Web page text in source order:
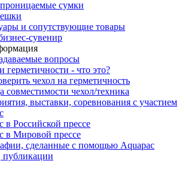
сумки
и сопутствующие товары
сувенир
вопросы
герметичности - что это?
чехол на герметичность
совместимости чехол/техника
выставки, соревнования с участием
в Российской прессе
в Мировой прессе
сделанные с помощью Aquapac
публикации